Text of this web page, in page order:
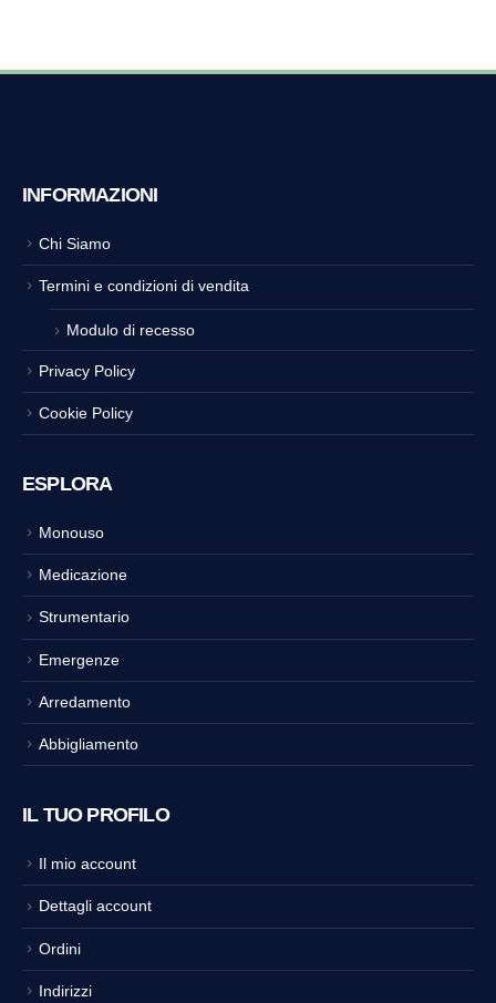
INFORMAZIONI
Chi Siamo
Termini e condizioni di vendita
Modulo di recesso
Privacy Policy
Cookie Policy
ESPLORA
Monouso
Medicazione
Strumentario
Emergenze
Arredamento
Abbigliamento
IL TUO PROFILO
Il mio account
Dettagli account
Ordini
Indirizzi